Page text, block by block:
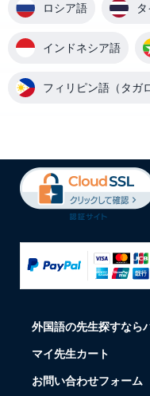
ロシア語
インドネシア語
フィリピン語（タガ
外国語の先生探すなら
マイ先生カート
お問い合わせフォーム